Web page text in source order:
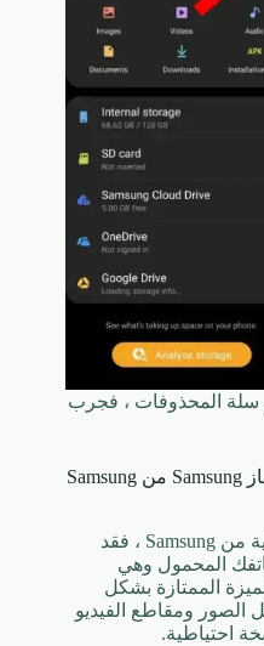
سلة المحذوفات ، فجرب
كيفية استعادة الصور المحذوفة لجهاز Samsung من Samsung
إذا كنت من مستخدمي الهواتف الذكية من Samsung ، فقد
المحمول وهي
الممتازة بشكل
الصور ومقاطع الفيديو
احتياطية.